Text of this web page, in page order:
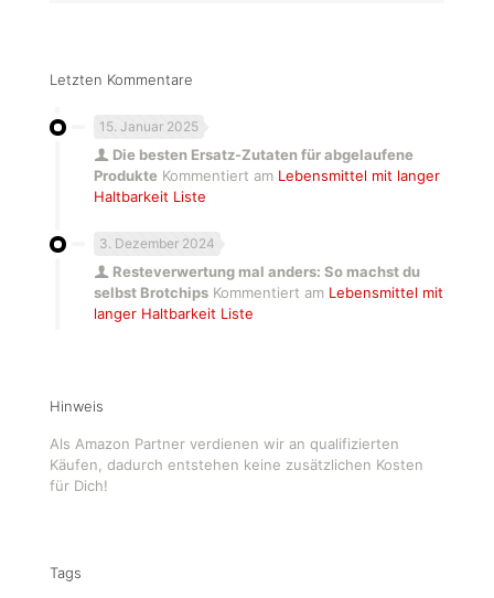
Letzten Kommentare
15. Januar 2025
Die besten Ersatz-Zutaten für abgelaufene
Produkte Kommentiert am Lebensmittel mit langer
Haltbarkeit Liste
3. Dezember 2024
Resteverwertung mal anders: So machst du
selbst Brotchips Kommentiert am Lebensmittel mit
langer Haltbarkeit Liste
Hinweis
Als Amazon Partner verdienen wir an qualifizierten
Käufen, dadurch entstehen keine zusätzlichen Kosten
für Dich!
Tags